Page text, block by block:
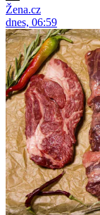
Žena.cz
dnes, 06:59